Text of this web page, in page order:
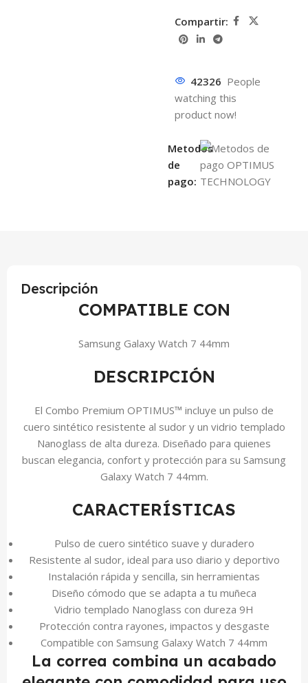
Compartir:
42326 People
watching this
product now!
Metodos
de
pago:
Descripción
COMPATIBLE CON
Samsung Galaxy Watch 7 44mm
DESCRIPCIÓN
El Combo Premium OPTIMUS™ incluye un pulso de
cuero sintético resistente al sudor y un vidrio templado
Nanoglass de alta dureza. Diseñado para quienes
buscan elegancia, confort y protección para su Samsung
Galaxy Watch 7 44mm.
CARACTERÍSTICAS
Pulso de cuero sintético suave y duradero
Resistente al sudor, ideal para uso diario y deportivo
Instalación rápida y sencilla, sin herramientas
Diseño cómodo que se adapta a tu muñeca
Vidrio templado Nanoglass con dureza 9H
Protección contra rayones, impactos y desgaste
Compatible con Samsung Galaxy Watch 7 44mm
La correa combina un acabado